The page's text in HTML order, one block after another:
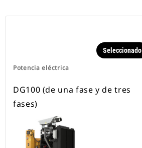
Potencia eléctrica
Seleccionado
DG100 (de una fase y de tres
fases)